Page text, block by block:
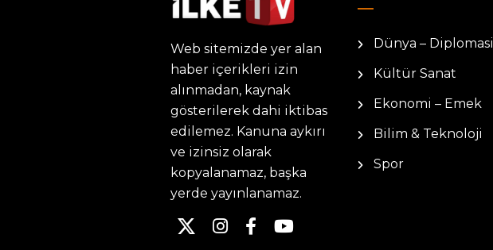
Web sitemizde yer alan
haber içerikleri izin
alınmadan, kaynak
gösterilerek dahi iktibas
edilemez. Kanuna aykırı
ve izinsiz olarak
kopyalanamaz, başka
yerde yayınlanamaz.
Dünya – Diplomasi
Kültür Sanat
Ekonomi – Emek
Bilim & Teknoloji
Spor